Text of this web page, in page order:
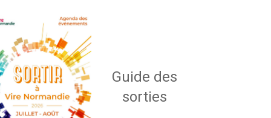
Guide des
sorties